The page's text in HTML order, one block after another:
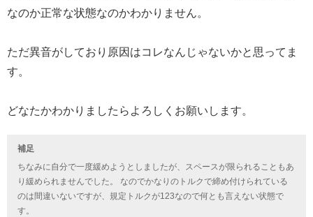
なのか正常な状態なのかわかりません。
ただ異音がしており原因はコレなんじゃないかと思ってま
す。
どなたかわかりましたらよろしくお願いします。
補足
ちなみに自分で一度緩めようとしましたが、スペースが限られることもあ
り緩められませんでした。 なのでかなりのトルクで締め付けられている
のは間違いないですが、規定トルクが123なので何とも言えない状態で
す。